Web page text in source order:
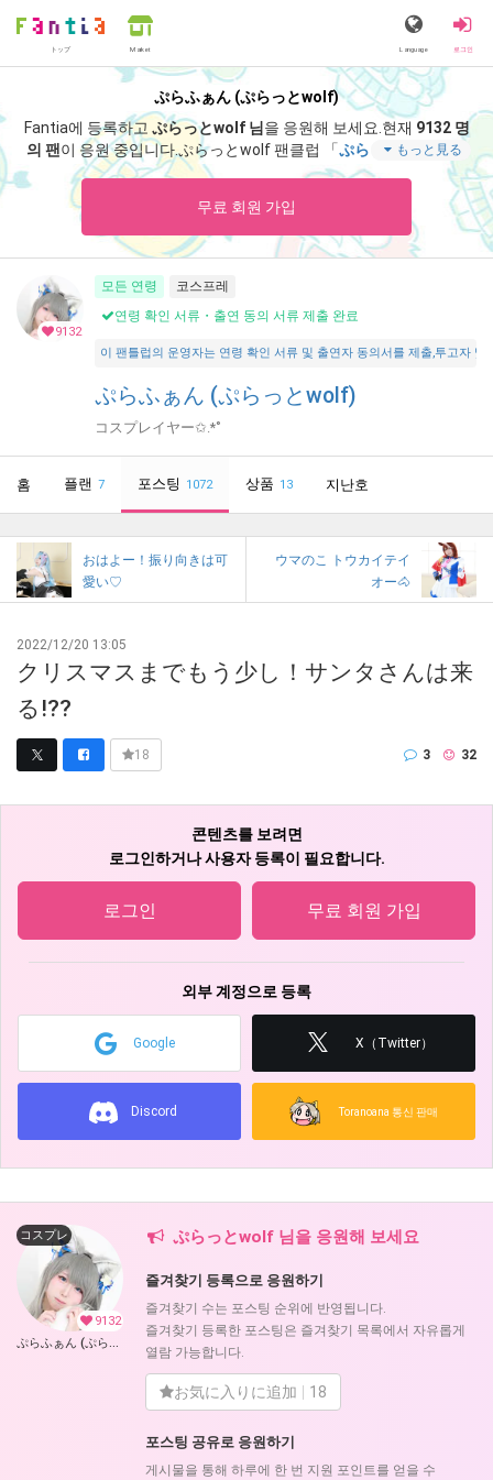
トップ Market Language 로그인
ぷらふぁん (ぷらっとwolf)
Fantia에 등록하고 ぷらっとwolf 님을 응원해 보세요. 현재 9132 명
의 팬 이 응원 중입니다.ぷらっとwolf 팬클럽 「ぷらっとwolf 」 에
서는 「少し変わった衣装に凄いところからチラ見えしてます👀
もっと見る
무료 회원 가입
9132
모든 연령
코스프레
연령 확인 서류・출연 동의 서류 제출 완료
이 팬틀럽의 운영자는 연령 확인 서류 및 출연자 동의서를 제출,투고자
ぷらふぁん (ぷらっとwolf)
コスプレイヤー✩.*˚
홈 플랜 7 포스팅 1072 상품 13 지난호
おはよー！振り向きは可
愛い♡
ウマのこ トウカイテイ
オー🐴
2022/12/20 13:05
クリスマスまでもう少し！サンタさんは来
る!??
18 3 32
콘텐츠를 보려면
로그인하거나 사용자 등록이 필요합니다.
로그인 무료 회원 가입
외부 계정으로 등록
Google X（Twitter）
Discord Toranoana 통신 판매
9132
コスプレ
ぷらふぁん (ぷらっとwolf)
ぷらっとwolf 님을 응원해 보세요
즐겨찾기 등록으로 응원하기
즐겨찾기 수는 포스팅 순위에 반영됩니다.
즐겨찾기 등록한 포스팅은 즐겨찾기 목록에서 자유롭게
열람 가능합니다.
お気に入りに追加 18
포스팅 공유로 응원하기
게시물을 통해 하루에 한 번 지원 포인트를 얻을 수